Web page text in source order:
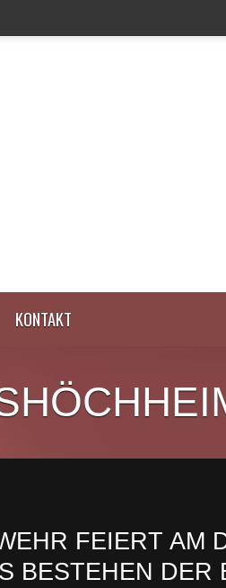
KONTAKT
FEIERT AM
BESTEHEN DER